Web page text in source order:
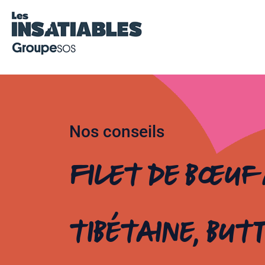
Nos conseils
Filet de
tibétaine,